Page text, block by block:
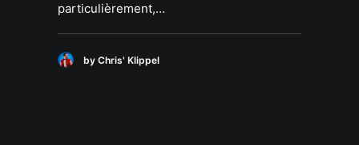
particulièrement,…
by Chris' Klippel